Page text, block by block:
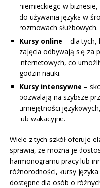
niemieckiego w
do używania języka w
rozmowach służbowych.
Kursy online – dla tych,
zajęcia odbywają się za
internetowych, co
godzin nauki.
Kursy intensywne –
pozwalają na szybsze
umiejętności
lub wakacyjne.
Wiele z tych szkół oferuje
sprawia, że można je
harmonogramu pracy lub
różnorodności, kursy
dostępne dla osób o